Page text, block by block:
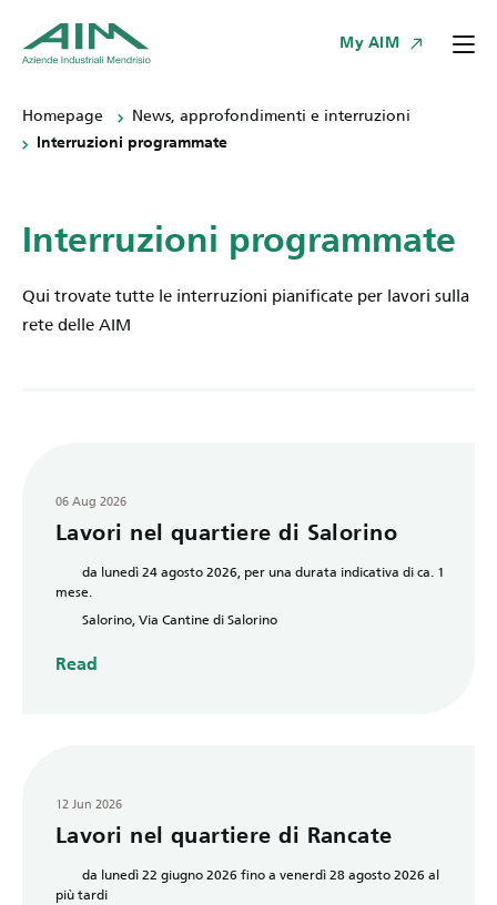
My AIM
Homepage
News, approfondimenti e interruzioni
Interruzioni programmate
Interruzioni programmate
Qui trovate tutte le interruzioni pianificate per lavori sulla
rete delle AIM
06 Aug 2026
Lavori nel quartiere di Salorino
da lunedì 24 agosto 2026, per una durata indicativa di ca. 1
mese.
Salorino, Via Cantine di Salorino
Read
12 Jun 2026
Lavori nel quartiere di Rancate
da lunedì 22 giugno 2026 fino a venerdì 28 agosto 2026 al
più tardi